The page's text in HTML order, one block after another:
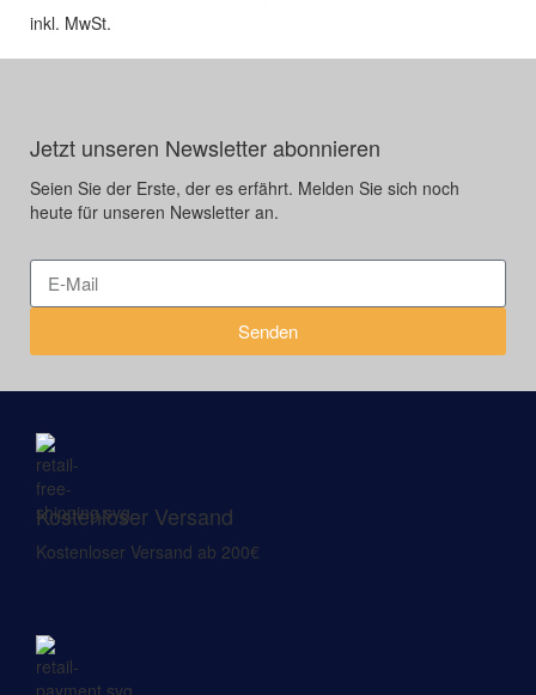
inkl. MwSt.
Jetzt unseren Newsletter abonnieren
Seien Sie der Erste, der es erfährt. Melden Sie sich noch
heute für unseren Newsletter an.
Senden
Kostenloser Versand
Kostenloser Versand ab 200€